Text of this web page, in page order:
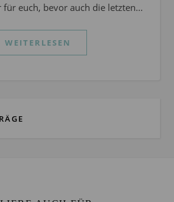
für euch, bevor auch die letzten…
WEITERLESEN